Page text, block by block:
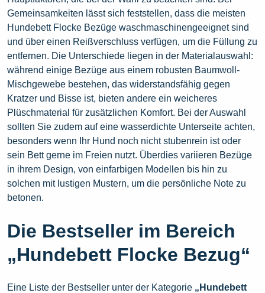
Gemeinsamkeiten lässt sich feststellen, dass die meisten
Hundebett Flocke Bezüge waschmaschinengeeignet sind
und über einen Reißverschluss verfügen, um die Füllung zu
entfernen. Die Unterschiede liegen in der Materialauswahl:
während einige Bezüge aus einem robusten Baumwoll-
Mischgewebe bestehen, das widerstandsfähig gegen
Kratzer und Bisse ist, bieten andere ein weicheres
Plüschmaterial für zusätzlichen Komfort. Bei der Auswahl
sollten Sie zudem auf eine wasserdichte Unterseite achten,
besonders wenn Ihr Hund noch nicht stubenrein ist oder
sein Bett gerne im Freien nutzt. Überdies variieren Bezüge
in ihrem Design, von einfarbigen Modellen bis hin zu
solchen mit lustigen Mustern, um die persönliche Note zu
betonen.
Die Bestseller im Bereich
„Hundebett Flocke Bezug“
Eine Liste der Bestseller unter der Kategorie „Hundebett